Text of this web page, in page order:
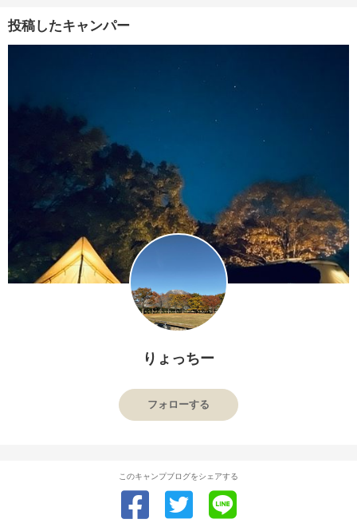
投稿したキャンパー
りょっちー
フォローする
このキャンプブログをシェアする